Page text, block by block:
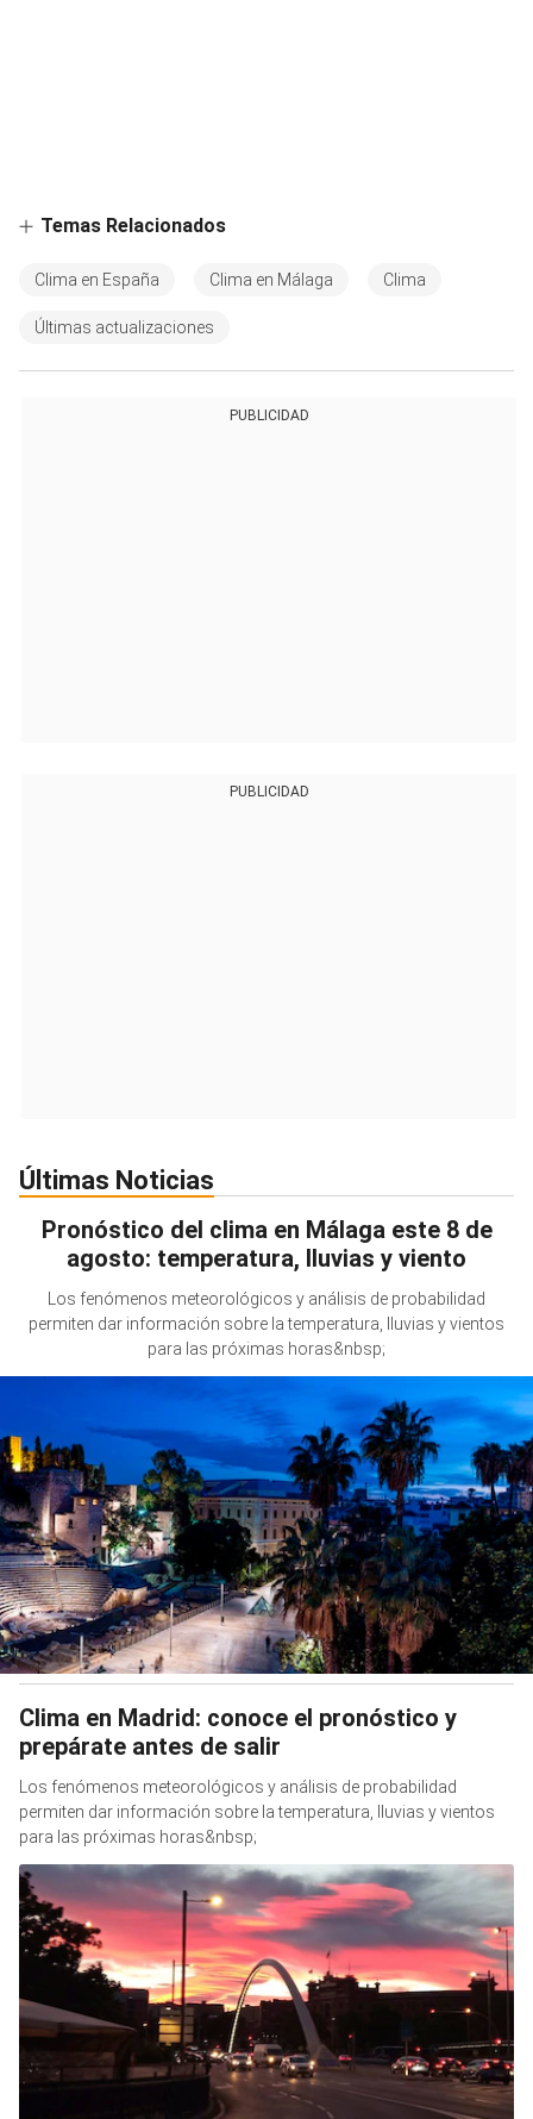
Temas Relacionados
Clima en España Clima en Málaga Clima
Últimas actualizaciones
PUBLICIDAD
PUBLICIDAD
Últimas Noticias
Pronóstico del clima en Málaga este 8 de
agosto: temperatura, lluvias y viento
Los fenómenos meteorológicos y análisis de probabilidad
permiten dar información sobre la temperatura, lluvias y vientos
para las próximas horas&nbsp;
Clima en Madrid: conoce el pronóstico y
prepárate antes de salir
Los fenómenos meteorológicos y análisis de probabilidad
permiten dar información sobre la temperatura, lluvias y vientos
para las próximas horas&nbsp;